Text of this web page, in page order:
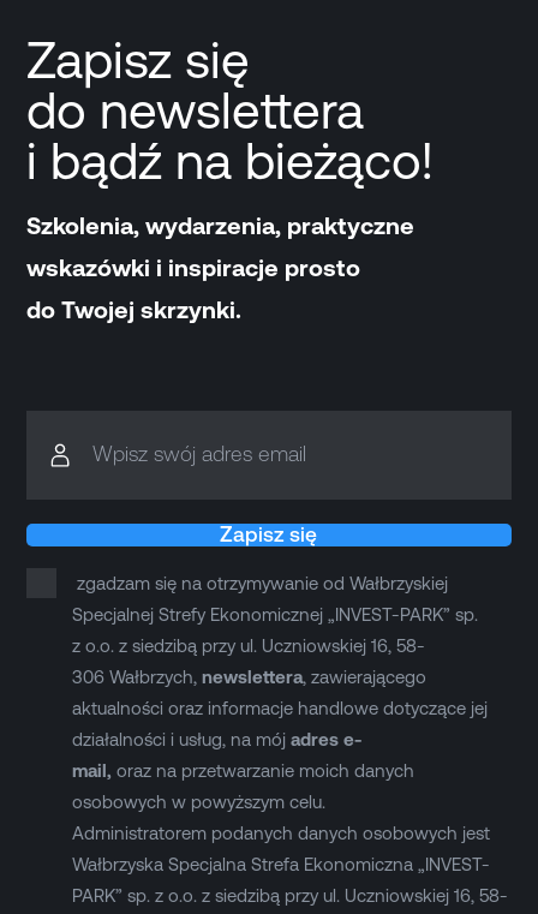
Zapisz się
do newslettera
i bądź na bieżąco!
Szkolenia, wydarzenia, praktyczne
wskazówki i inspiracje prosto
do Twojej skrzynki.
Wpisz swój adres email
Zapisz się
zgadzam się na otrzymywanie od Wałbrzyskiej
Specjalnej Strefy Ekonomicznej „INVEST-PARK” sp.
z o.o. z siedzibą przy ul. Uczniowskiej 16, 58-
306 Wałbrzych, newslettera, zawierającego
aktualności oraz informacje handlowe dotyczące jej
działalności i usług, na mój adres e-
mail, oraz na przetwarzanie moich danych
osobowych w powyższym celu.
Administratorem podanych danych osobowych jest
Wałbrzyska Specjalna Strefa Ekonomiczna „INVEST-
PARK” sp. z o.o. z siedzibą przy ul. Uczniowskiej 16, 58-